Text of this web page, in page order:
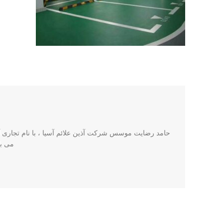
حامد رضایت موسس شرکت آذین علائم آسیا ، با نام تجاری
می باشد. این